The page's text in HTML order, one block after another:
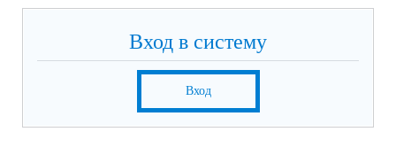
Вход в систему
Вход